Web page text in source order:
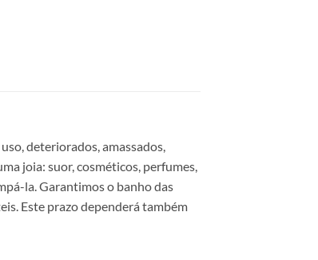
deteriorados, amassados,
joia: suor, cosméticos, perfumes,
la. Garantimos o banho das
Este prazo dependerá também